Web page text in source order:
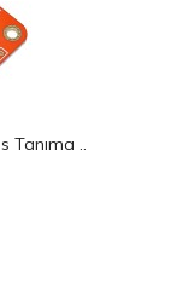
Tanıma ..